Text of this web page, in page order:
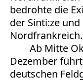
bedrohte die
der Sinti:ze
Nordfrankreich.
Ab Mitte
Dezember
deutschen